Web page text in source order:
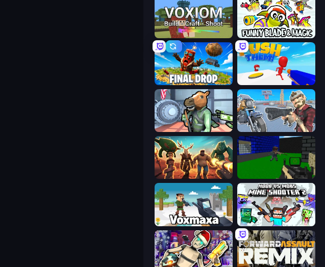
Voxiom.io Funny Blade & Magic
Final Drop
Bank Robbery Shoot and Drive
Horde Crusher Advanced Pixel Apocalypse 3
Voxmaxa Mine Shooter 2: Noob vs Mobs